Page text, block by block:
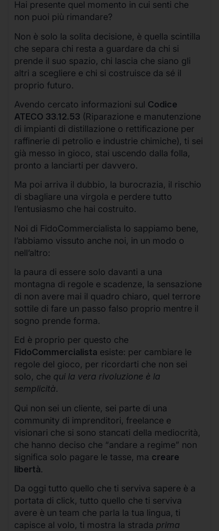
Hai presente quel momento in cui senti che
non puoi più rimandare?
Non è solo la solita decisione, è quella scintilla
che separa chi resta a guardare da chi si
prende il suo spazio, chi lascia che siano gli
altri a scegliere e chi si costruisce da sé il
proprio futuro.
Avendo cercato informazioni sul Codice
ATECO 33.12.53 (Riparazione e manutenzione
di impianti di distillazione o rettificazione per
raffinerie di petrolio e industrie chimiche), ti sei
già messo in gioco, stai uscendo dalla folla,
pronto a lanciarti per davvero.
Ma poi arriva il dubbio, la burocrazia, il rischio
di sbagliare una virgola e perdere tutto
l’entusiasmo che hai costruito.
Noi di FidoCommercialista lo sappiamo bene,
l’abbiamo vissuto anche noi, in un modo o
nell’altro:
la paura di essere solo davanti a una
montagna di regole e scadenze, la sensazione
di non avere mai il quadro chiaro, quel terrore
sottile di fare un passo falso proprio mentre il
sogno prende forma.
Ed è proprio per questo che
FidoCommercialista esiste: per cambiare le
regole del gioco, per ricordarti che non sei
solo, che qui la vera rivoluzione è la
semplicità.
Qui non sei un cliente, sei parte di una
community di imprenditori, freelance e
visionari che si sono stancati della mediocrità,
che hanno deciso che “andare a regime” non
significa solo pagare le tasse, ma creare
libertà.
Da oggi tutto quello che ti serviva sapere è a
portata di click, tutto quello che ti serviva
avere è un team che parla la tua lingua, ti
capisce al volo, ti mostra la strada prima